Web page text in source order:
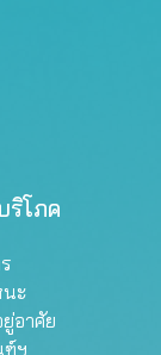
ริโภค
นะ
อาศัย
ฑ์ฯ